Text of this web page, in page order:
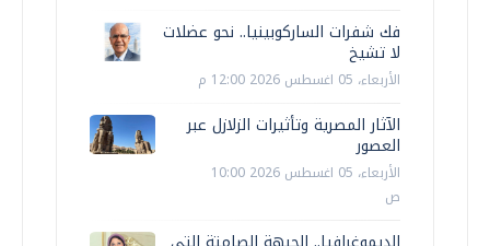
فك شفرات الساركوبينيا.. نحو عضلات
لا تشيخ
الأربعاء، 05 اغسطس 2026 12:00 م
الآثار المصرية وتأثيرات الزلازل عبر
العصور
الأربعاء، 05 اغسطس 2026 10:00
ص